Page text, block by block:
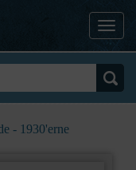
- 1930'erne